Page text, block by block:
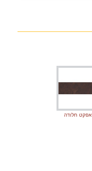
אפקט חלודה